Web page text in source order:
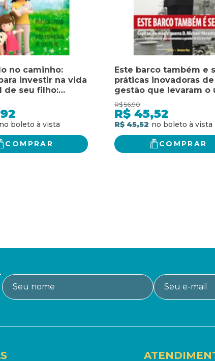
no caminho:
investir na vida
de seu filho:
investir na vida
seu filho
COMPRAR
Este barco também e
práticas inovadoras de
gestão que levaram o
benfold a ser o melhor
de guerra da marinha
americana
R$ 56,90
R$ 45,52
R$ 45,52
COMPRAR